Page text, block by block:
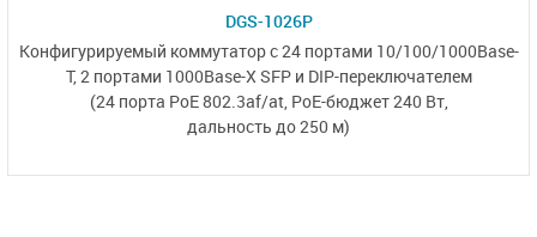
DGS-1026P
Конфигурируемый коммутатор с 24 портами 10/100/1000Base-
T,2 портами 1000Base-X SFPи DIP-переключателем
(24 порта PoE 802.3af/at, PoE-бюджет 240 Вт,
дальность до 250 м)